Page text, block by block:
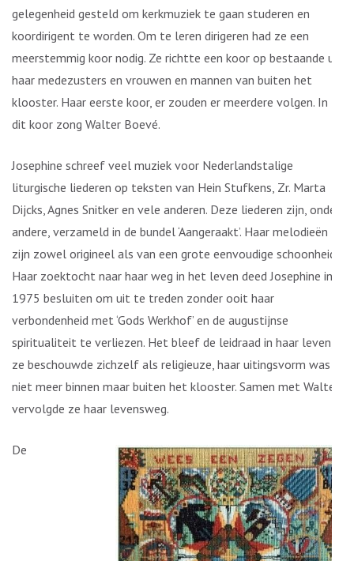
gelegenheid gesteld om kerkmuziek te gaan studeren en
koordirigent te worden. Om te leren dirigeren had ze een
meerstemmig koor nodig. Ze richtte een koor op bestaande uit
haar medezusters en vrouwen en mannen van buiten het
klooster. Haar eerste koor, er zouden er meerdere volgen. In
dit koor zong Walter Boevé.
Josephine schreef veel muziek voor Nederlandstalige
liturgische liederen op teksten van Hein Stufkens, Zr. Marta
Dijcks, Agnes Snitker en vele anderen. Deze liederen zijn, onder
andere, verzameld in de bundel ‘Aangeraakt’. Haar melodieën
zijn zowel origineel als van een grote eenvoudige schoonheid.
Haar zoektocht naar haar weg in het leven deed Josephine in
1975 besluiten om uit te treden zonder ooit haar
verbondenheid met ‘Gods Werkhof’ en de augustijnse
spiritualiteit te verliezen. Het bleef de leidraad in haar leven,
ze beschouwde zichzelf als religieuze, haar uitingsvorm was
niet meer binnen maar buiten het klooster. Samen met Walter
vervolgde ze haar levensweg.
De